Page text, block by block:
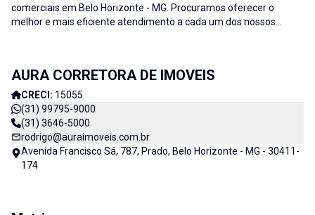
comerciais em Belo Horizonte - MG. Procuramos oferecer o
melhor e mais eficiente atendimento a cada um dos nossos
Imóveis e consequentemente de nossos clientes. AURA
AURA CORRETORA DE IMOVEIS
CRECI: 15055
(31) 99795-9000
(31) 3646-5000
rodrigo@auraimoveis.com.br
Avenida Francisco Sá, 787, Prado, Belo Horizonte - MG - 30411-
174